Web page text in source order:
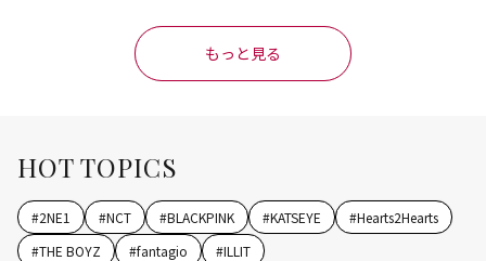
もっと見る
HOT TOPICS
#2NE1 #NCT #BLACKPINK #KATSEYE #Hearts2Hearts
#THE BOYZ #fantagio #ILLIT